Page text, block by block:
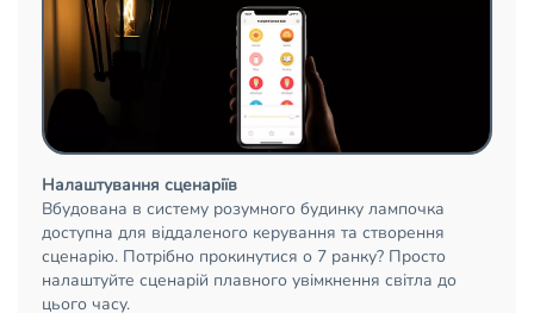
Налаштування сценаріїв
Вбудована в систему розумного будинку лампочка
доступна для віддаленого керування та створення
сценарію. Потрібно прокинутися о 7 ранку? Просто
налаштуйте сценарій плавного увімкнення світла до
цього часу.